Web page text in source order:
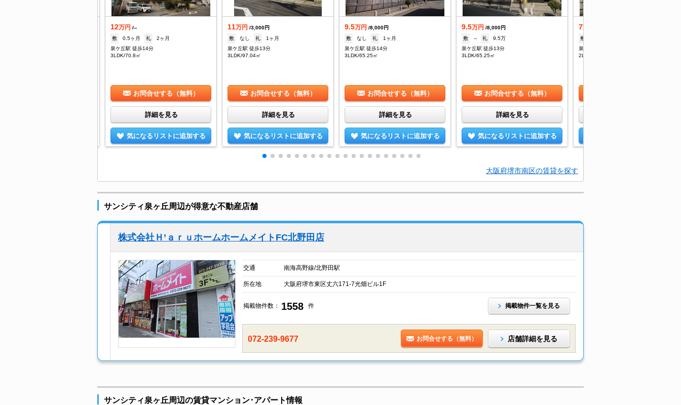
12万円 /--
敷
0.5ヶ月 礼
2ヶ月
泉ケ丘駅 徒歩14分
3LDK/70.8㎡
お問合せする（無料）
詳細を見る
気になるリストに追加する
11万円 /3,000円
敷
なし 礼
1ヶ月
泉ケ丘駅 徒歩13分
3LDK/97.04㎡
お問合せする（無料）
詳細を見る
気になるリストに追加する
9.5万円 /8,000円
敷
なし 礼
1ヶ月
泉ケ丘駅 徒歩14分
3LDK/65.25㎡
お問合せする（無料）
詳細を見る
気になるリストに追加する
9.5万円 /8,000円
敷
-- 礼
9.5万
泉ケ丘駅 徒歩13分
3LDK/65.25㎡
お問合せする（無料）
詳細を見る
気になるリストに追加する
7
敷
泉ケ丘駅 徒歩14分
2LDK/54㎡
大阪府堺市南区の賃貸を探す
サンシティ泉ヶ丘周辺が得意な不動産店舗
株式会社Ｈ’ａｒｕホームホームメイトFC北野田店
交通 南海高野線/北野田駅
所在地 大阪府堺市東区丈六171-7光畑ビル1F
掲載物件数： 1558 件 掲載物件一覧を見る
072-239-9677 お問合せする（無料） 店舗詳細を見る
サンシティ泉ヶ丘周辺の賃貸マンション･アパート情報